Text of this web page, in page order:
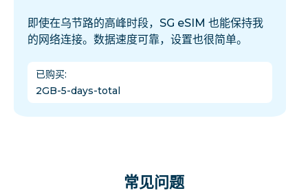
即使在乌节路的高峰时段，SG eSIM 也能保持我
的网络连接。数据速度可靠，设置也很简单。
已购买:
2GB-5-days-total
常见问题